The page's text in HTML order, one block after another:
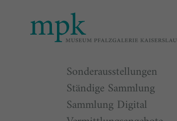
Sonderausstellungen
Ständige Sammlung
Sammlung Digital